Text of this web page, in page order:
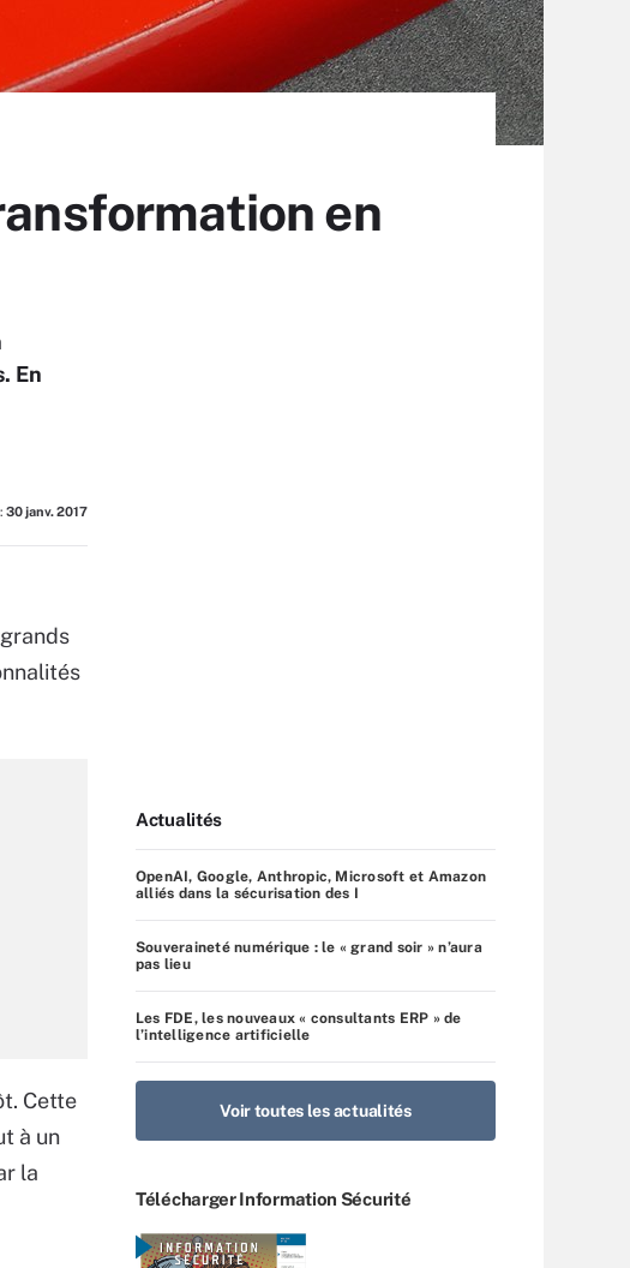
en
En
30 janv. 2017
Cette
à un
la
Actualités
OpenAI, Google, Anthropic, Microsoft et Amazon
alliés dans la sécurisation des I
Souveraineté numérique : le « grand soir » n’aura
pas lieu
Les FDE, les nouveaux « consultants ERP » de
l’intelligence artificielle
Voir toutes les actualités
Télécharger Information Sécurité